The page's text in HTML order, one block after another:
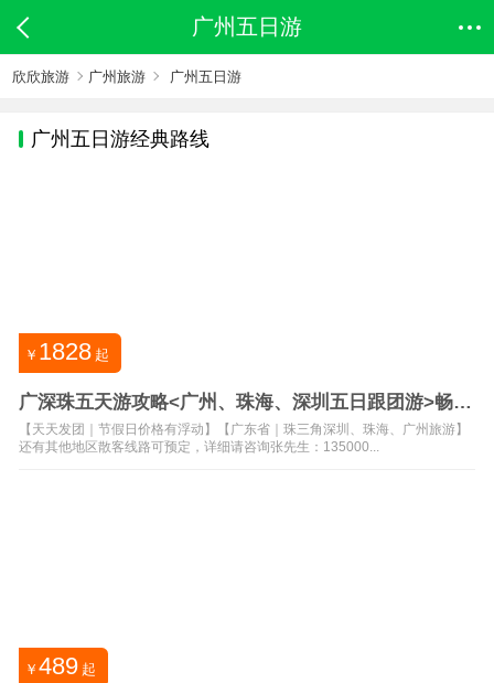
广州五日游
欣欣旅游 广州旅游 广州五日游
广州 五日游经典路线
￥ 1828 起
广深珠五天游攻略<广州、珠海、深圳五日跟团游>畅游
世界之窗
【天天发团｜节假日价格有浮动】【广东省｜珠三角深圳、珠海、广州旅游】
还有其他地区散客线路可预定，详细请咨询张先生：135000...
￥489 起